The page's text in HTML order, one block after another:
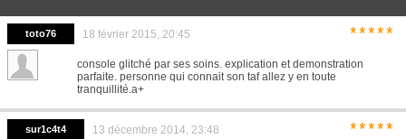
toto76 18 février 2015, 20:45 *****
console glitché par ses soins. explication et demonstration
parfaite. personne qui connait son taf allez y en toute
tranquillité.a+
sur1c4t4 13 décembre 2014, 23:48 *****